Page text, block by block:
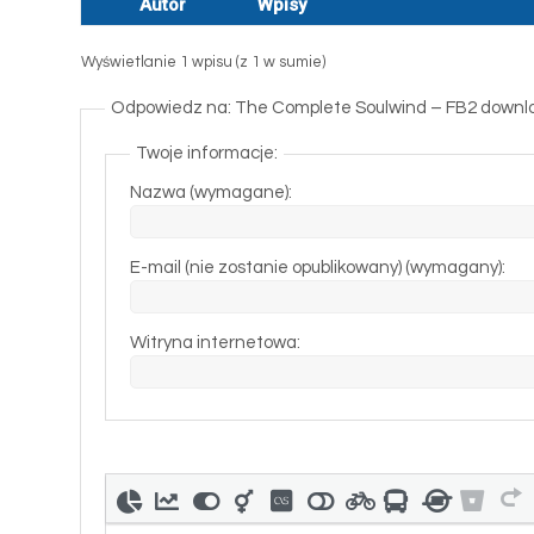
Autor Wpisy
Wyświetlanie 1 wpisu (z 1 w sumie)
Odpowiedz na: The Complete Soulwind – FB2
Twoje informacje:
Nazwa (wymagane):
E-mail (nie zostanie opublikowany) (wymagany):
Witryna internetowa: